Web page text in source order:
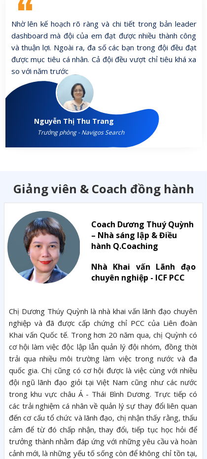
Nhờ lên kế hoạch rõ ràng và chi tiết trong bản leader
dashboard mà đội của em đạt được nhiều thành công
và thuận lợi. Ngoài ra, đa số các bạn trong đội đều đạt
được mục tiêu cá nhân. Cả đội đều vượt chỉ tiêu khá xa
so với năm trước
Nguyễn Thị Thu Trang
Trưởng phòng - Navigos Search
Giảng viên & Coach đồng hành
Nhà Khai vấn Lãnh đạo
chuyên nghiệp - ICF PCC
Coach Dương Thuý Quỳnh
– Nhà sáng lập & Điều
hành Q.Coaching
Chị Dương Thúy Quỳnh là nhà khai vấn lãnh đạo chuyên
nghiệp và đã được cấp chứng chỉ PCC của Liên đoàn
Khai vấn Quốc tế. Trong hơn 20 năm qua, chị Quỳnh có
cơ hội làm việc độc lập lẫn quản lý đội nhóm, đồng thời
trải qua nhiều môi trường làm việc trong nước và đa
quốc gia. Chị cũng có cơ hội được là việc cùng với nhiều
đội ngũ lãnh đạo giỏi tại Việt Nam cũng như các nước
trong khu vực châu Á - Thái Bình Dương. Trực tiếp có
các trải nghiệm cá nhân về quản lý sự thay đổi liên quan
đến cơ cấu tổ chức và lãnh đạo, chị nhận thấy rằng, thấu
cảm để từ đó chấp nhận, thay đổi, tiếp tục học hỏi để
trưởng thành nhằm đáp ứng với những yêu cầu và hoàn
cảnh mới, là những yếu tố sống còn để không chỉ tồn tại,